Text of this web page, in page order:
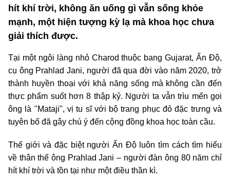
hít khí trời, không ăn uống gì vẫn sống khỏe
mạnh, một hiện tượng kỳ lạ mà khoa học chưa
giải thích được.
Tại một ngôi làng nhỏ Charod thuộc bang Gujarat, Ấn Độ,
cụ ông Prahlad Jani, người đã qua đời vào năm 2020, trở
thành huyền thoại với khả năng sống mà không cần đến
thực phẩm suốt hơn 8 thập kỷ. Người ta vẫn trìu mến gọi
ông là "Mataji", vị tu sĩ với bộ trang phục đỏ đặc trưng và
tuyên bố đã gây chú ý đến cộng đồng khoa học toàn cầu.
Thế giới và đặc biệt người Ấn Độ luôn tìm cách tìm hiểu
về thân thế ông Prahlad Jani – người đàn ông 80 năm chỉ
hít khí trời và tồn tại như một điều thần kì.